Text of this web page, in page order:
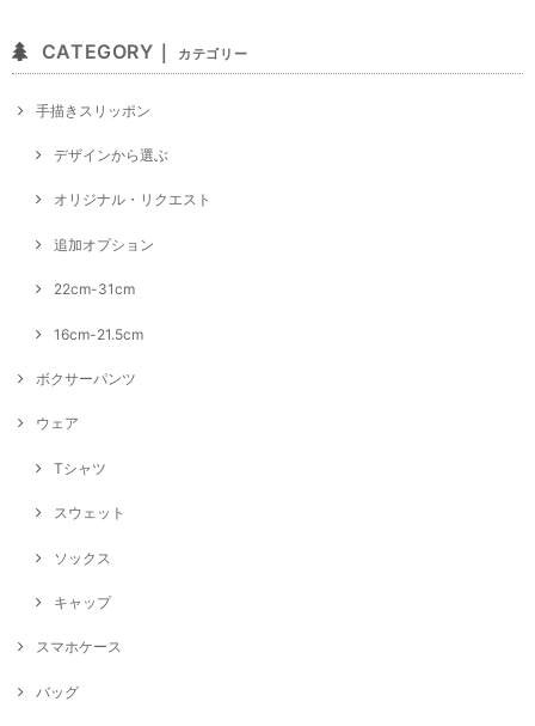
CATEGORY｜ カテゴリー
手描きスリッポン
デザインから選ぶ
オリジナル・リクエスト
追加オプション
22cm-31cm
16cm-21.5cm
ボクサーパンツ
ウェア
Tシャツ
スウェット
ソックス
キャップ
スマホケース
バッグ